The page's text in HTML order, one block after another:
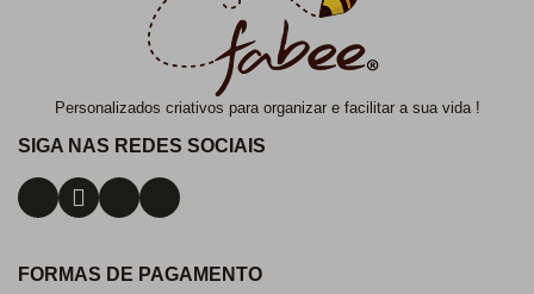
Personalizados criativos para organizar e facilitar a sua vida !
SIGA NAS REDES SOCIAIS
FORMAS DE PAGAMENTO